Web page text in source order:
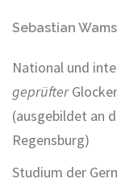
Sebastian
National und
geprüfter
(ausgebildet an
Regensburg)
Studium der